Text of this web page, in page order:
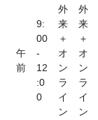
午
前
9:
00
-
12
:0
0
外
来
＋
オ
ン
ラ
イ
ン
外
来
＋
オ
ン
ラ
イ
ン